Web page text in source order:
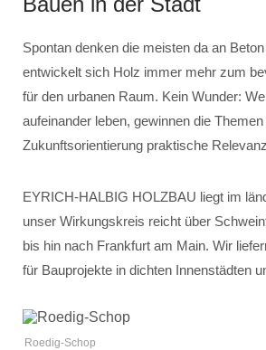
Spontan denken die meisten da an
entwickelt sich Holz immer mehr zum
für den urbanen Raum. Kein Wunder:
aufeinander leben, gewinnen die
Zukunftsorientierung praktische
EYRICH-HALBIG HOLZBAU liegt im
unser Wirkungskreis reicht über
bis hin nach Frankfurt am Main. Wir
für Bauprojekte in dichten Innenstädten
Roedig-Schop